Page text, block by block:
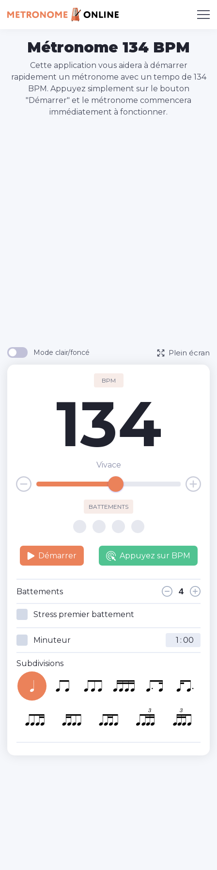
Métronome 134 BPM
Cette application vous aidera à démarrer
rapidement un métronome avec un tempo de 134
BPM. Appuyez simplement sur le bouton
"Démarrer" et le métronome commencera
immédiatement à fonctionner.
Mode clair/foncé Plein écran
BPM
134
Vivace
BATTEMENTS
Démarrer Appuyez sur BPM
Battements
Stress premier battement
Minuteur :
Subdivisions